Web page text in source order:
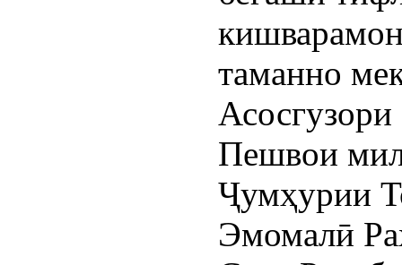
таманно
Пешвои
Ҷумҳурии
Эмомалӣ